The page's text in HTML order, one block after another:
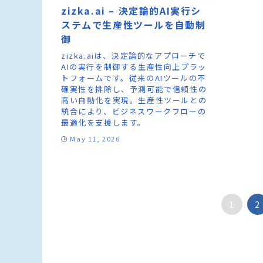
zizka.ai – 決定論的AI実行シ
ステムで生産性ツールを自動制
御
zizka.aiは、決定論的なアプローチで
AIの実行を制御する生産性向上プラッ
トフォームです。従来のAIツールの不
確実性を排除し、予測可能で信頼性の
高い自動化を実現。生産性ツールとの
統合により、ビジネスワークフローの
最適化を支援します。
May 11, 2026
1 2